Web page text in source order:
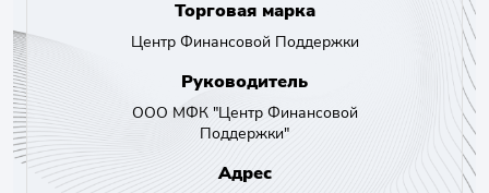
Торговая марка
Центр Финансовой Поддержки
Руководитель
ООО МФК "Центр Финансовой
Поддержки"
Адрес